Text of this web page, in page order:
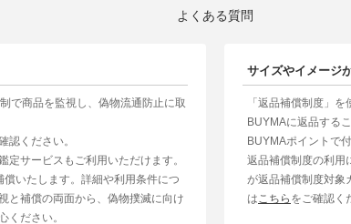
よくある質問
で商品を監視し、偽物流通防止に取
認ください。
定サービスもご利用いただけます。
いたします。詳細や利用条件につ
と補償の両面から、偽物撲滅に向け
ください。
サイズやイメージ
「返品補償制度」
BUYMAに返品する
BUYMAポイントで
返品補償制度の利用
が返品補償制度対象
は こちら をご確認く